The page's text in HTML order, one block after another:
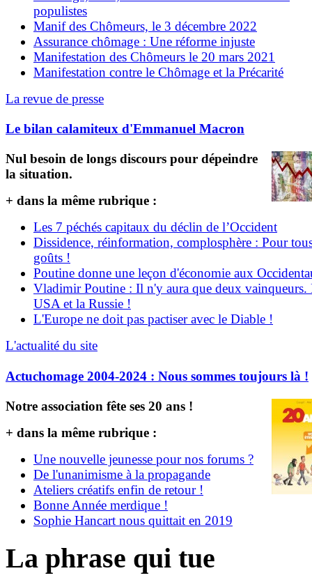
populistes
Manif des Chômeurs, le 3 décembre 2022
Assurance chômage : Une réforme injuste
Manifestation des Chômeurs le 20 mars 2021
Manifestation contre le Chômage et la Précarité
La revue de presse
Le bilan calamiteux d'Emmanuel Macron
Nul besoin de longs discours pour dépeindre
la situation.
+ dans la même rubrique :
Les 7 péchés capitaux du déclin de l’Occident
Dissidence, réinformation, complosphère : Pour
goûts !
Poutine donne une leçon d'économie aux
Vladimir Poutine : Il n'y aura que deux vainqueurs.
USA et la Russie !
L'Europe ne doit pas pactiser avec le Diable !
L'actualité du site
Actuchomage 2004-2024 : Nous sommes toujours là !
Notre association fête ses 20 ans !
+ dans la même rubrique :
Une nouvelle jeunesse pour nos forums ?
De l'unanimisme à la propagande
Ateliers créatifs enfin de retour !
Bonne Année merdique !
Sophie Hancart nous quittait en 2019
La phrase qui tue